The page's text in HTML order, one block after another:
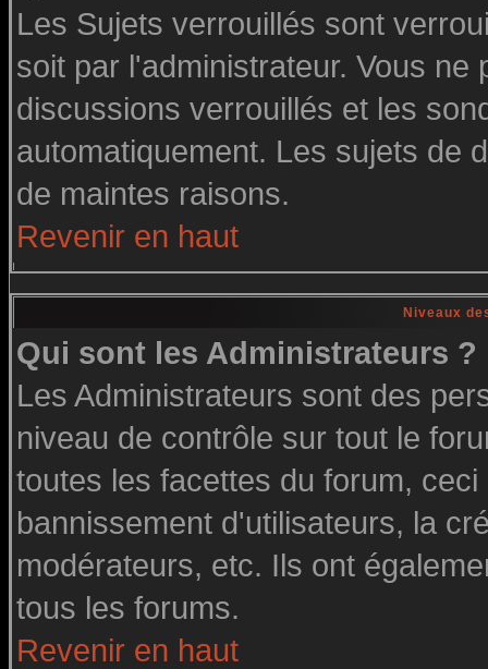
Les Sujets verrouillés sont
soit par l'administrateur. Vous
discussions verrouillés et les
automatiquement. Les sujets de
de maintes raisons.
Revenir en haut
Niveaux
Qui sont les Administrateurs ?
Les Administrateurs sont des
niveau de contrôle sur tout le
toutes les facettes du forum,
bannissement d'utilisateurs, la
modérateurs, etc. Ils ont
tous les forums.
Revenir en haut